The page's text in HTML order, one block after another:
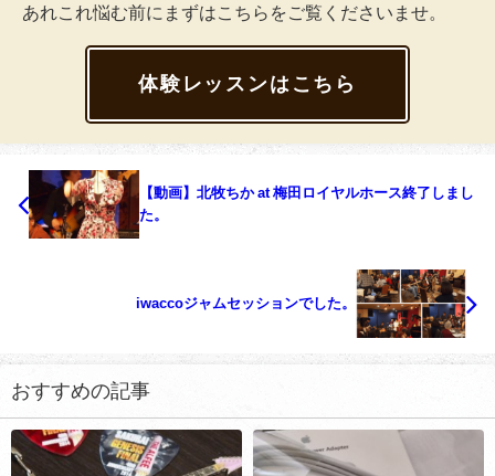
あれこれ悩む前にまずはこちらをご覧くださいませ。
体験レッスンはこちら
【動画】北牧ちか at 梅田ロイヤルホース終了しまし
た。
iwaccoジャムセッションでした。
おすすめの記事